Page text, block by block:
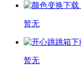
暂无
暂无